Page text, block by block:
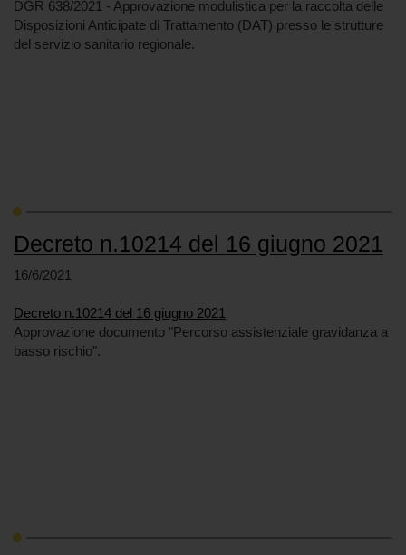
DGR 638/2021 - Approvazione modulistica per la raccolta delle
Disposizioni Anticipate di Trattamento (DAT) presso le strutture
del servizio sanitario regionale.
Decreto n.10214 del 16 giugno 2021
16/6/2021
Decreto n.10214 del 16 giugno 2021
Approvazione documento "Percorso assistenziale gravidanza a
basso rischio".